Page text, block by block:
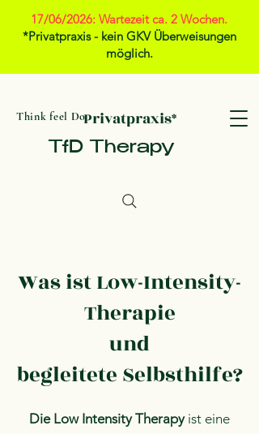
17/06/2026: Wartezeit ca. 2 Wochen.
*Privatpraxis - kein GKV Überweisungen
möglich.
TfD Therapy
Think feel DoPrivatpraxis*
Was ist Low-Intensity-
Therapie
und
begleitete Selbsthilfe?
Die Low Intensity Therapyist eine